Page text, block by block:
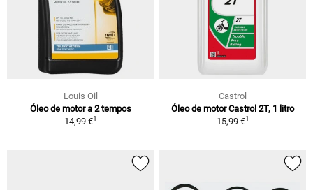
Louis Oil
Óleo de motor a 2 tempos
14,99 €1
Castrol
Óleo de motor Castrol 2T, 1 litro
15,99 €1